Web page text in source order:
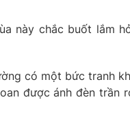
này chắc buốt lắm
có một bức tranh
được ánh đèn trần